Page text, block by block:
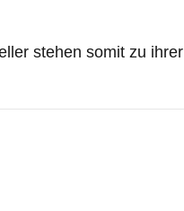
stehen somit zu ihrer